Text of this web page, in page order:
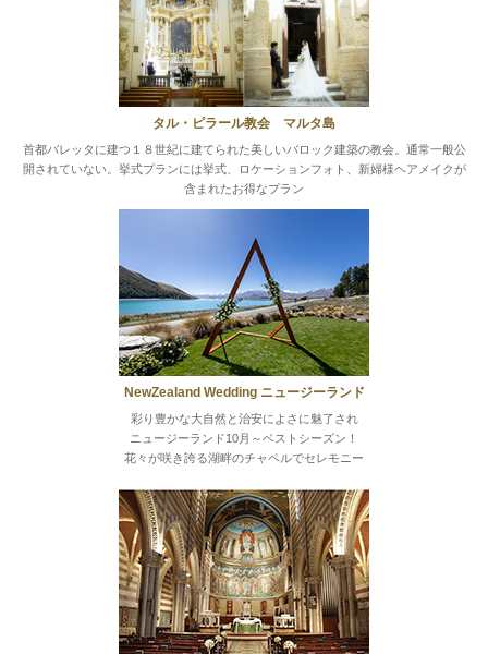
タル・ピラール教会 マルタ島
首都バレッタに建つ１８世紀に建てられた美しいバロック建築の教会。通常一般公
開されていない。挙式プランには挙式、ロケーションフォト、新婦様ヘアメイクが
含まれたお得なプラン
NewZealand Wedding ニュージーランド
彩り豊かな大自然と治安によさに魅了され
ニュージーランド10月～ベストシーズン！
花々が咲き誇る湖畔のチャペルでセレモニー